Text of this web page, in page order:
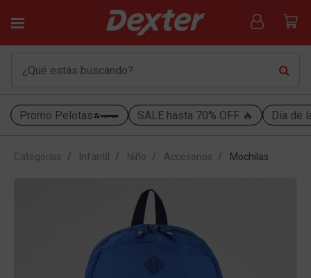
Promo Pelotas SALE hasta 70% OFF 🔥 Día de
Categorías Infantil Niño Accesorios Mochilas